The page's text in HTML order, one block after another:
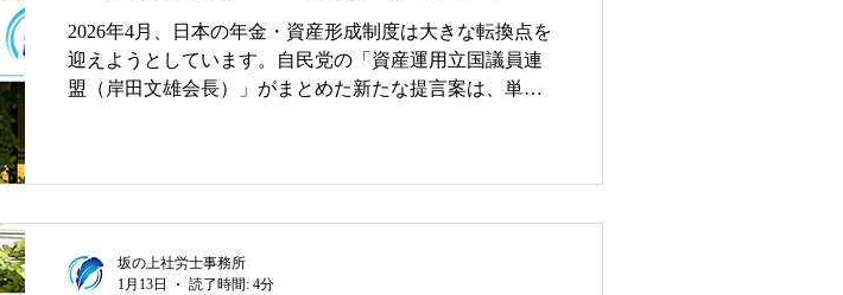
精緻に分析・解読し、社会保険労務士という労務と社会
保障の専門家の視点から、「あらゆる類型を想定した最
適解」を解説します。 本記事が提示する「3つの重要視
点」 本記事は、経営者様が直ちに全
チアップ拠点枠」が解く氷河期
世代の老後不安
2026年4月、日本の年金・資産形成制度は大きな転換点を
迎えようとしています。自民党の「資産運用立国議員連
盟（岸田文雄会長）」がまとめた新たな提言案は、単な
iDeCo（個人型確定拠出年金）の劇的な「パワーアップ」
と、現在検討されている「50歳以上のキャッチアップ拠
出枠」の深層について、制度改正の背景、政府の狙い、
坂の上社労士事務所
1月13日
読了時間: 4分